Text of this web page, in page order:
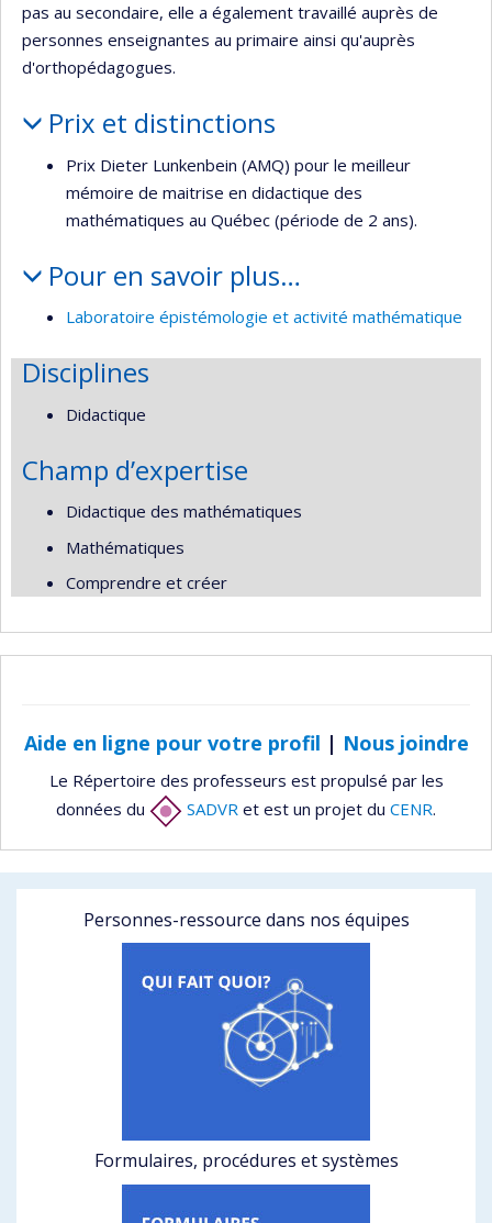
pas au secondaire, elle a également travaillé auprès de
personnes enseignantes au primaire ainsi qu'auprès
d'orthopédagogues.
Prix et distinctions
Prix Dieter Lunkenbein (AMQ) pour le meilleur
mémoire de maitrise en didactique des
mathématiques au Québec (période de 2 ans).
Pour en savoir plus…
Laboratoire épistémologie et activité mathématique
Disciplines
Didactique
Champ d’expertise
Didactique des mathématiques
Mathématiques
Comprendre et créer
Aide en ligne pour votre profil | Nous joindre
Le Répertoire des professeurs est propulsé par les
données du
SADVR et est un projet du CENR.
Personnes-ressource dans nos équipes
Formulaires, procédures et systèmes